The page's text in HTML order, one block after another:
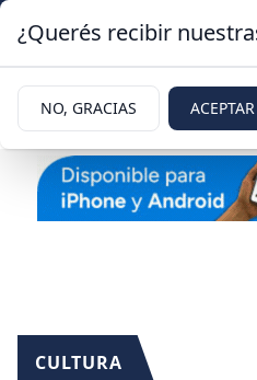
CULTURA
¿Querés recibir
NO, GRACIAS ACEPTAR